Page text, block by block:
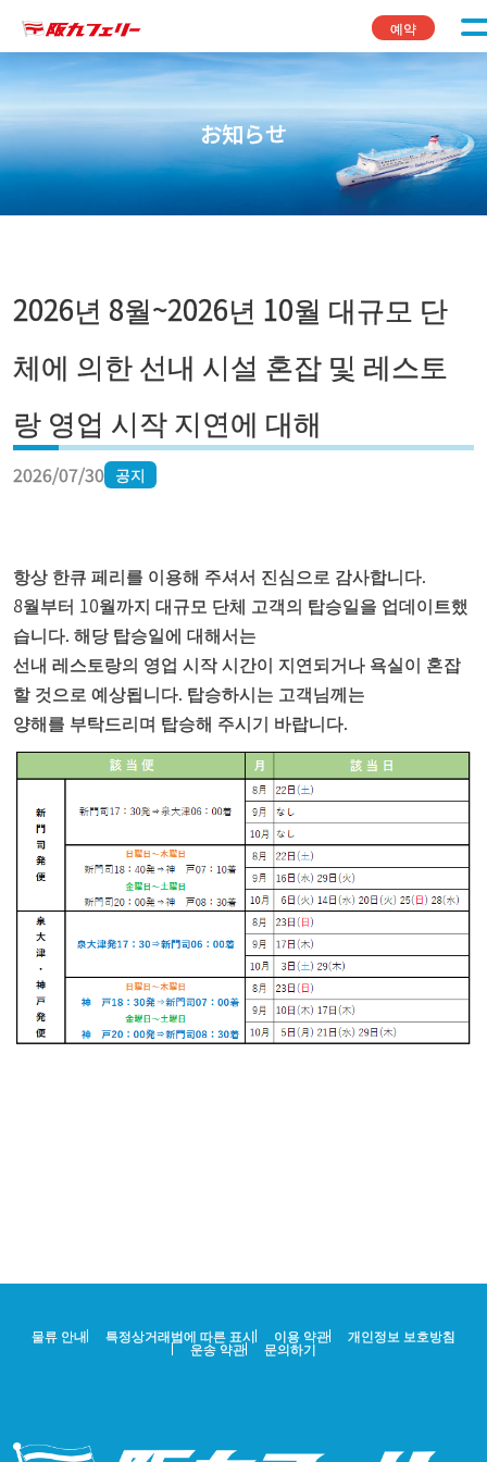
예약
お知らせ
2026년 8월~2026년 10월 대규모 단
체에 의한 선내 시설 혼잡 및 레스토
랑 영업 시작 지연에 대해
2026/07/30 공지
항상 한큐 페리를 이용해 주셔서 진심으로 감사합니다.
8월부터 10월까지 대규모 단체 고객의 탑승일을 업데이트했
습니다. 해당 탑승일에 대해서는
선내 레스토랑의 영업 시작 시간이 지연되거나 욕실이 혼잡
할 것으로 예상됩니다. 탑승하시는 고객님께는
양해를 부탁드리며 탑승해 주시기 바랍니다.
물류 안내 특정상거래법에 따른 표시 이용 약관 개인정보 보호방침
운송 약관 문의하기